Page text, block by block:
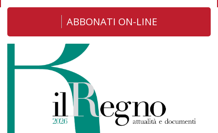
ABBONATI ON-LINE